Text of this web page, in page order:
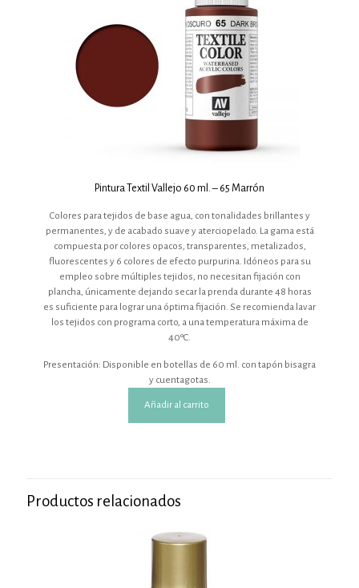
Pintura Textil Vallejo 60 ml. – 65 Marrón
Colores para tejidos de base agua, con tonalidades brillantes y
permanentes, y de acabado suave y aterciopelado. La gama está
compuesta por colores opacos, transparentes, metalizados,
fluorescentes y 6 colores de efecto purpurina. Idóneos para su
empleo sobre múltiples tejidos, no necesitan fijación con
plancha, únicamente dejando secar la prenda durante 48 horas
es suficiente para lograr una óptima fijación. Se recomienda lavar
los tejidos con programa corto, a una temperatura máxima de
40ºC.
Presentación: Disponible en botellas de 60 ml. con tapón bisagra
y cuentagotas.
Añadir al carrito
Productos relacionados